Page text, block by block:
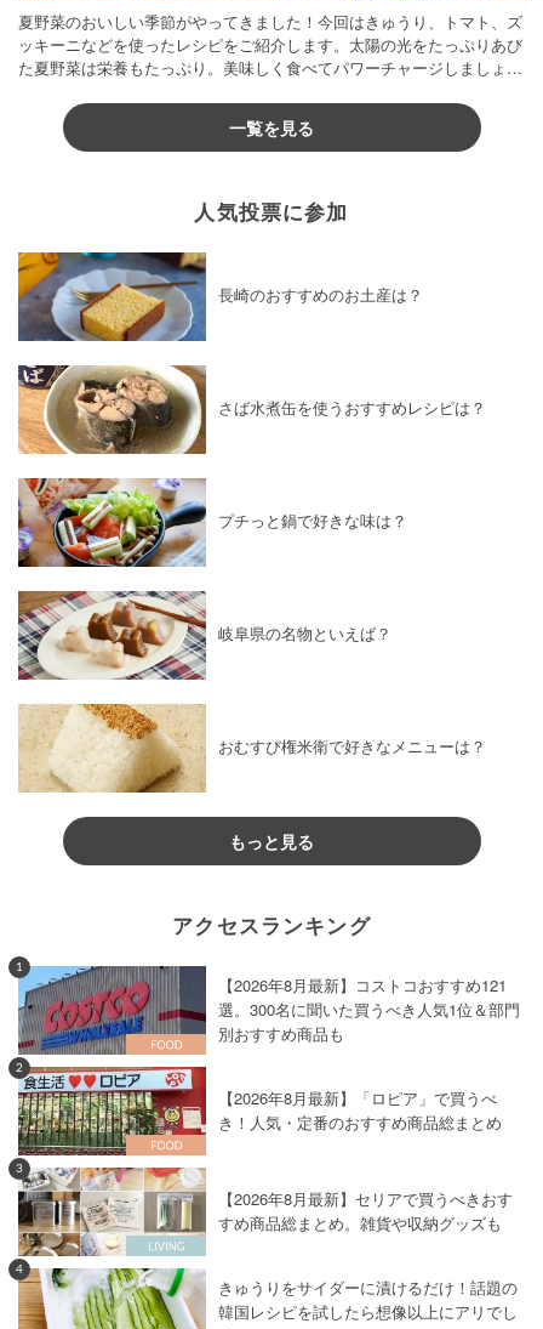
夏野菜のおいしい季節がやってきました！今回はきゅうり、トマト、ズ
ッキーニなどを使ったレシピをご紹介します。太陽の光をたっぷりあび
た夏野菜は栄養もたっぷり。美味しく食べてパワーチャージしましょう
一覧を見る
人気投票に参加
長崎のおすすめのお土産は？
さば水煮缶を使うおすすめレシピは？
プチっと鍋で好きな味は？
岐阜県の名物といえば？
おむすび権米衛で好きなメニューは？
もっと見る
アクセスランキング
1
【2026年8月最新】コストコおすすめ121
選。300名に聞いた買うべき人気1位＆部門
別おすすめ商品も
2
【2026年8月最新】「ロピア」で買うべ
き！人気・定番のおすすめ商品総まとめ
3
【2026年8月最新】セリアで買うべきおす
すめ商品総まとめ。雑貨や収納グッズも
4
きゅうりをサイダーに漬けるだけ！話題の
韓国レシピを試したら想像以上にアリでし